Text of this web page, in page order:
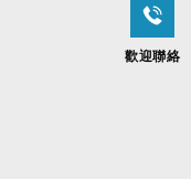
歡迎聯絡